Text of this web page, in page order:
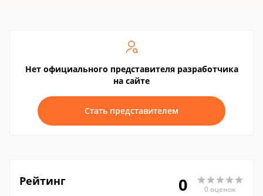
Нет официального представителя разработчика
на сайте
Стать представителем
Рейтинг 0 0 оценок